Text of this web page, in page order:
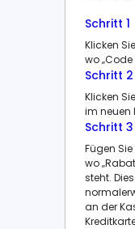
Schritt 1
Klicken
wo
Schritt 2
Klicken
im neuen
Schritt 3
Fügen
wo
steht.
an der